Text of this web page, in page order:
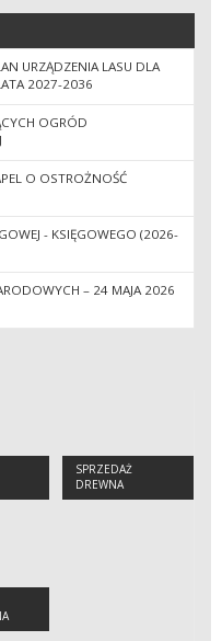
URZĄDZENIA LASU DLA
2027-2036
OGRÓD
O OSTROŻNOŚĆ
- KSIĘGOWEGO (2026-
– 24 MAJA 2026
SPRZEDAŻ
DREWNA